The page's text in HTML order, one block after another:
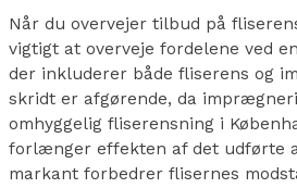
Når du overvejer tilbud på
vigtigt at overveje fordelene ved
der inkluderer både fliserens og
skridt er afgørende, da
omhyggelig fliserensning i
forlænger effekten af det udførte
markant forbedrer flisernes